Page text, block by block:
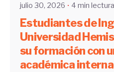
julio 30, 2026 4 min lectura
Estudiantes de
Universidad
su formación con
académica